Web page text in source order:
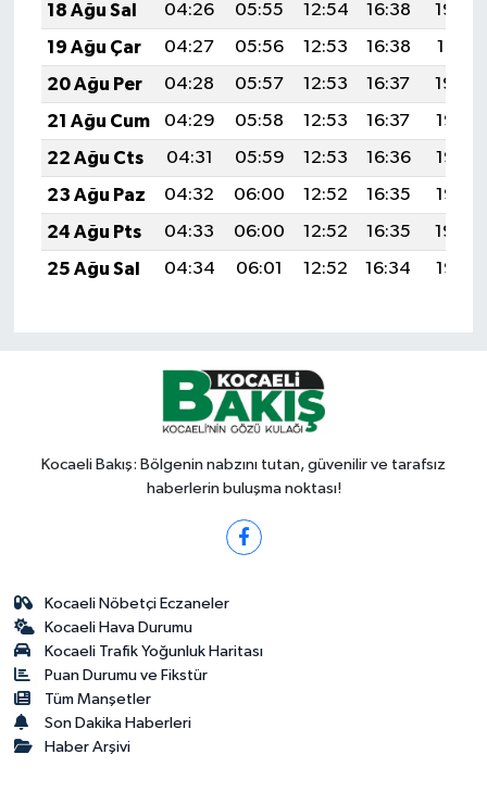
18 Ağu Sal
04:26 05:55 12:54 16:38
19:42
19 Ağu Çar
04:27 05:56 12:53 16:38
19:41
20 Ağu Per
04:28 05:57 12:53 16:37
19:39
21 Ağu Cum
04:29 05:58 12:53 16:37
19:38
22 Ağu Cts
04:31 05:59 12:53 16:36
19:37
23 Ağu Paz
04:32 06:00 12:52 16:35
19:35
24 Ağu Pts
04:33 06:00 12:52 16:35
19:34
25 Ağu Sal
04:34 06:01 12:52 16:34 19:33
Kocaeli Bakış: Bölgenin nabzını tutan, güvenilir ve tarafsız
haberlerin buluşma noktası!
Kocaeli Nöbetçi Eczaneler
Kocaeli Hava Durumu
Kocaeli Trafik Yoğunluk Haritası
Puan Durumu ve Fikstür
Tüm Manşetler
Son Dakika Haberleri
Haber Arşivi